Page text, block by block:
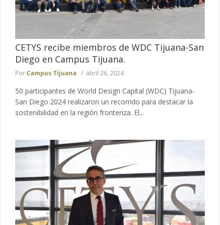
CETYS recibe miembros de WDC Tijuana-San
Diego en Campus Tijuana.
Por Campus Tijuana abril 26, 2024
50 participantes de World Design Capital (WDC) Tijuana-
San Diego 2024 realizaron un recorrido para destacar la
sostenibilidad en la región fronteriza. El...